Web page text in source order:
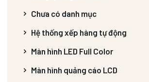
Chưa có danh mục
Hệ thống xếp hàng tự động
Màn hình LED Full Color
Màn hình quảng cáo LCD